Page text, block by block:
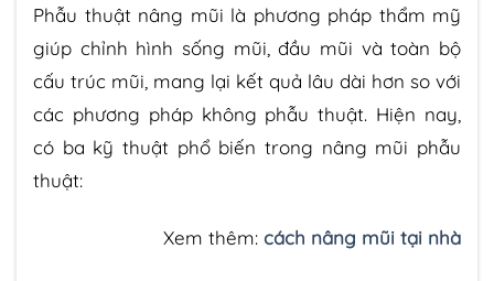
Phẫu thuật nâng mũi là phương pháp thẩm mỹ
giúp chỉnh hình sống mũi, đầu mũi và toàn bộ
cấu trúc mũi, mang lại kết quả lâu dài hơn so với
các phương pháp không phẫu thuật. Hiện nay,
có ba kỹ thuật phổ biến trong nâng mũi phẫu
thuật:
Xem thêm: cách nâng mũi tại nhà